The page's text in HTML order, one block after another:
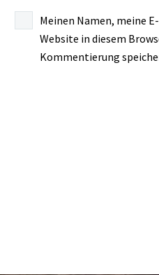
Meinen Namen, meine
Website in diesem
Kommentierung